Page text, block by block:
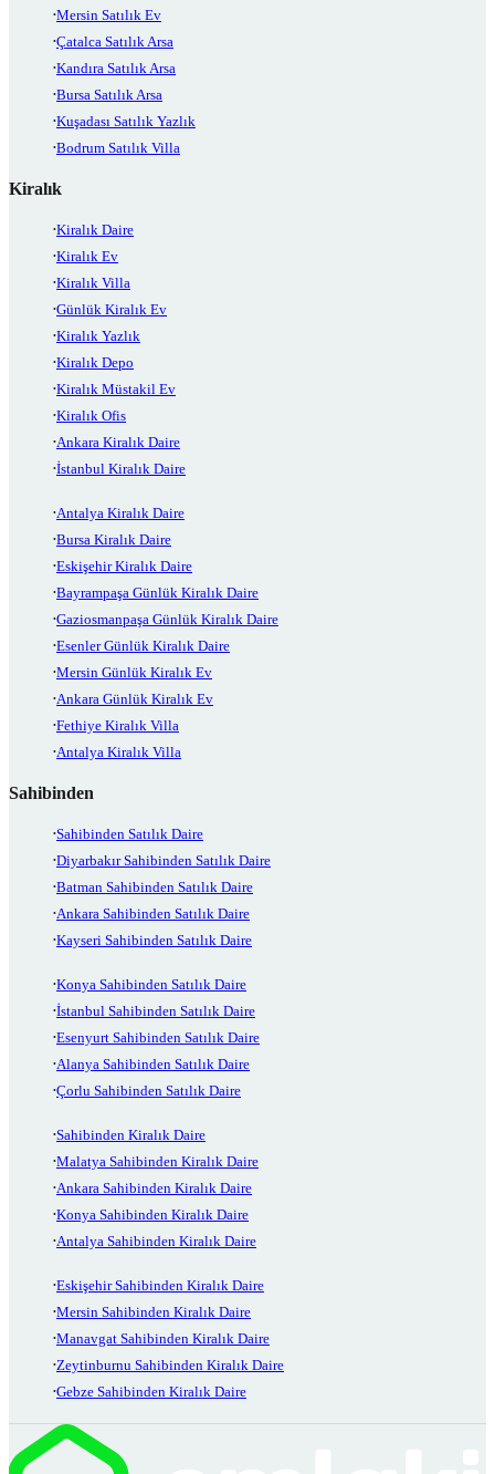
Mersin Satılık Ev
Çatalca Satılık Arsa
Kandıra Satılık Arsa
Bursa Satılık Arsa
Kuşadası Satılık Yazlık
Bodrum Satılık Villa
Kiralık
Kiralık Daire
Kiralık Ev
Kiralık Villa
Günlük Kiralık Ev
Kiralık Yazlık
Kiralık Depo
Kiralık Müstakil Ev
Kiralık Ofis
Ankara Kiralık Daire
İstanbul Kiralık Daire
Antalya Kiralık Daire
Bursa Kiralık Daire
Eskişehir Kiralık Daire
Bayrampaşa Günlük Kiralık Daire
Gaziosmanpaşa Günlük Kiralık Daire
Esenler Günlük Kiralık Daire
Mersin Günlük Kiralık Ev
Ankara Günlük Kiralık Ev
Fethiye Kiralık Villa
Antalya Kiralık Villa
Sahibinden
Sahibinden Satılık Daire
Diyarbakır Sahibinden Satılık Daire
Batman Sahibinden Satılık Daire
Ankara Sahibinden Satılık Daire
Kayseri Sahibinden Satılık Daire
Konya Sahibinden Satılık Daire
İstanbul Sahibinden Satılık Daire
Esenyurt Sahibinden Satılık Daire
Alanya Sahibinden Satılık Daire
Çorlu Sahibinden Satılık Daire
Sahibinden Kiralık Daire
Malatya Sahibinden Kiralık Daire
Ankara Sahibinden Kiralık Daire
Konya Sahibinden Kiralık Daire
Antalya Sahibinden Kiralık Daire
Eskişehir Sahibinden Kiralık Daire
Mersin Sahibinden Kiralık Daire
Manavgat Sahibinden Kiralık Daire
Zeytinburnu Sahibinden Kiralık Daire
Gebze Sahibinden Kiralık Daire